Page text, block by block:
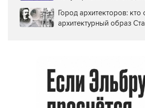
Город архитекторов: кто
архитектурный образ